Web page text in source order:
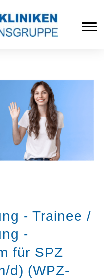
- Trainee /
-
für SPZ
d) (WPZ-